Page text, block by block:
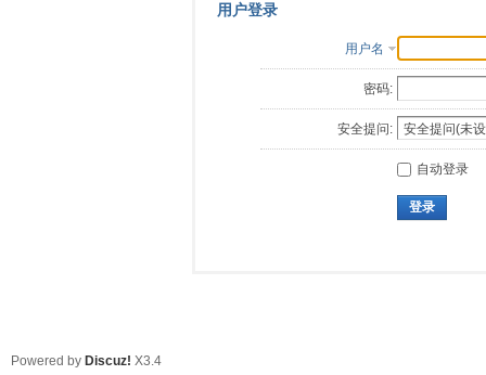
用户登录
用户名
密码:
安全提问:
自动登录
登录
Powered by Discuz! X3.4